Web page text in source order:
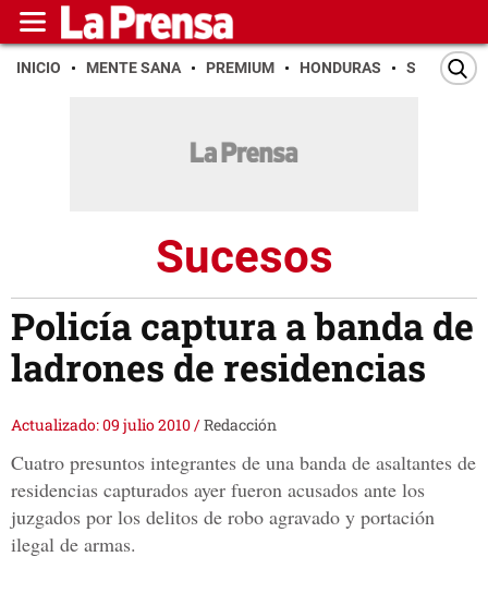
INICIO MENTE SANA PREMIUM HONDURAS SAN PEDRO
Sucesos
Policía captura a banda de
ladrones de residencias
Actualizado: 09 julio 2010/Redacción
Cuatro presuntos integrantes de una banda de asaltantes de
residencias capturados ayer fueron acusados ante los
juzgados por los delitos de robo agravado y portación
ilegal de armas.